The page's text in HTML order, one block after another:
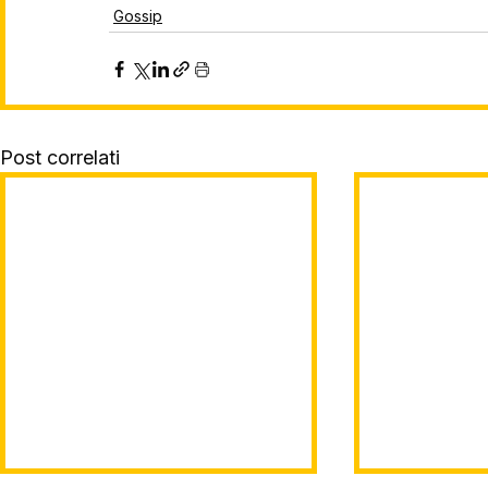
Gossip
Post correlati